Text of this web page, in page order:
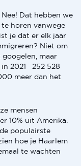
Dat hebben we
horen vanwege
je dat er elk jaar
Niet om
maar
in 2021 252 528
meer dan het
mensen
10% uit Amerika.
populairste
hoe je Haarlem
te wachten